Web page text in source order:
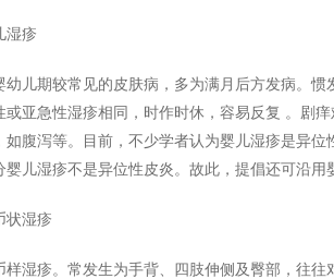
疹
期较常见的皮肤病，多为满月后方发病。惯
或亚急性湿疹相同，时作时休，容易反复 。剧
如腹泻等。目前，不少学者认为婴儿湿疹是异
婴儿湿疹不是异位性皮炎。故此，提倡还可沿用
湿疹
疹。常发生为手背、四肢伸侧及臀部，往往